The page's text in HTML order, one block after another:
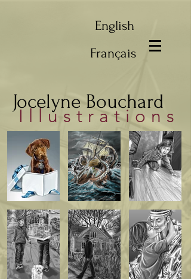
Jocelyne Bouchard
Illustrations
English
Français